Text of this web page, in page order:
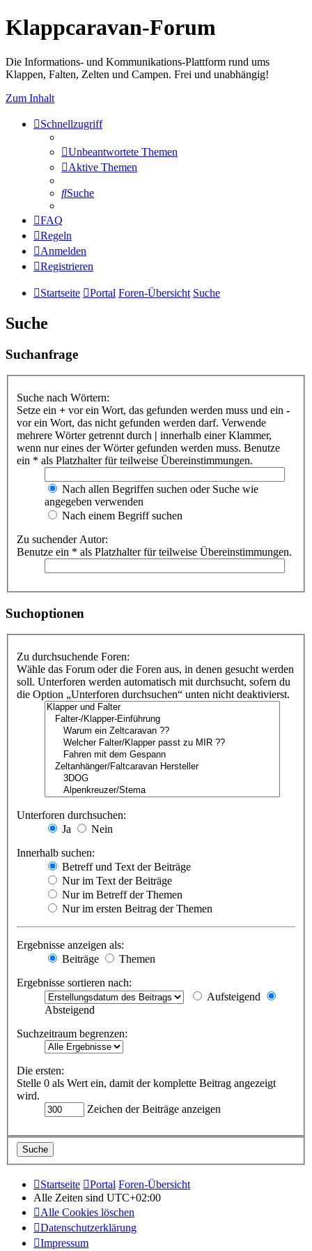
Klappcaravan-Forum
Die Informations- und Kommunikations-Plattform rund ums
Klappen, Falten, Zelten und Campen. Frei und unabhängig!
Zum Inhalt
Schnellzugriff
Unbeantwortete Themen
Aktive Themen
Suche
FAQ
Regeln
Anmelden
Registrieren
Startseite Portal Foren-Übersicht Suche
Suche
Suchanfrage
Suche nach Wörtern:
Setze ein + vor ein Wort, das gefunden werden muss und ein -
vor ein Wort, das nicht gefunden werden darf. Verwende
mehrere Wörter getrennt durch | innerhalb einer Klammer,
wenn nur eines der Wörter gefunden werden muss. Benutze
ein * als Platzhalter für teilweise Übereinstimmungen.
Nach allen Begriffen suchen oder Suche wie
angegeben verwenden
Nach einem Begriff suchen
Zu suchender Autor:
Benutze ein * als Platzhalter für teilweise Übereinstimmungen.
Suchoptionen
Zu durchsuchende Foren:
Wähle das Forum oder die Foren aus, in denen gesucht werden
soll. Unterforen werden automatisch mit durchsucht, sofern du
die Option „Unterforen durchsuchen“ unten nicht deaktivierst.
Unterforen durchsuchen:
Ja
Nein
Innerhalb suchen:
Betreff und Text der Beiträge
Nur im Text der Beiträge
Nur im Betreff der Themen
Nur im ersten Beitrag der Themen
Ergebnisse anzeigen als:
Beiträge
Themen
Ergebnisse sortieren nach:
Aufsteigend
Absteigend
Suchzeitraum begrenzen:
Die ersten:
Stelle 0 als Wert ein, damit der komplette Beitrag angezeigt
wird.
Zeichen der Beiträge anzeigen
Startseite Portal Foren-Übersicht
Alle Zeiten sind UTC+02:00
Alle Cookies löschen
Datenschutzerklärung
Impressum